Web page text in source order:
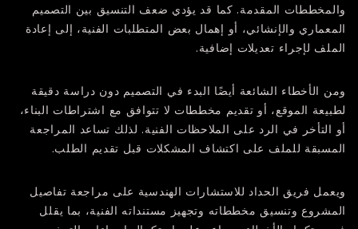
والمخططات المقدمة. كما قد يؤدي ضعف التنسيق بين التصميم
المعماري والإنشائي، أو إهمال بعض المتطلبات الفنية، إلى إعادة
الملف لإجراء تعديلات إضافية.
ومن الأخطاء الشائعة أيضًا البدء في التصميم دون دراسة دقيقة
لطبيعة الموقع، أو تقديم مخططات لا تتوافق مع اشتراطات البناء،
أو التأخر في الرد على الملاحظات الفنية. لذلك تساعد المراجعة
المسبقة للملف على اكتشاف المشكلات قبل تقديم الطلب.
ويعمل فريق الحداد للاستشارات الهندسية على مراجعة تفاصيل
المشروع وتنسيق مخططاته وتجهيز مستنداته الفنية، بما يقلل